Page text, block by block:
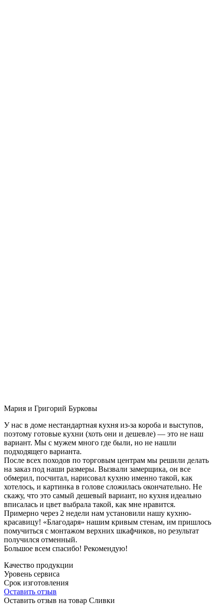
Мария и Григорий Бурковы
У нас в доме нестандартная кухня из-за короба и выступов,
поэтому готовые кухни (хоть они и дешевле) — это не наш
вариант. Мы с мужем много где были, но не нашли
подходящего варианта.
После всех походов по торговым центрам мы решили делать
на заказ под наши размеры. Вызвали замерщика, он все
обмерил, посчитал, нарисовал кухню именно такой, как
хотелось, и картинка в голове сложилась окончательно. Не
скажу, что это самый дешевый вариант, но кухня идеально
вписалась и цвет выбрала такой, как мне нравится.
Примерно через 2 недели нам установили нашу кухню-
красавицу! «Благодаря» нашим кривым стенам, им пришлось
помучиться с монтажом верхних шкафчиков, но результат
получился отменный.
Большое всем спасибо! Рекомендую!
Качество продукции
Уровень сервиса
Срок изготовления
Оставить отзыв
Оставить отзыв на товар Сливки